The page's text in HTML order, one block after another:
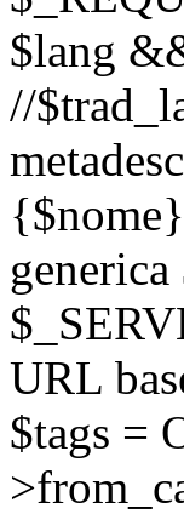
$lang
//
URL
$tags =